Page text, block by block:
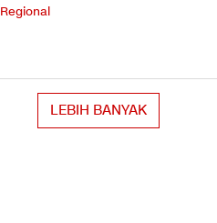
Regional
LEBIH BANYAK